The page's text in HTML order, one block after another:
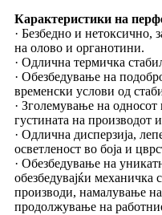
Карактеристики на
· Безбедно и нетоксично,
на олово и органотини.
· Одлична термичка
· Обезбедување на
временски услови од
· Зголемување на
густината на производот
· Одлична дисперзија,
осветленост во боја и
· Обезбедување на
обезбедувајќи механичка
производи, намалување
продолжување на